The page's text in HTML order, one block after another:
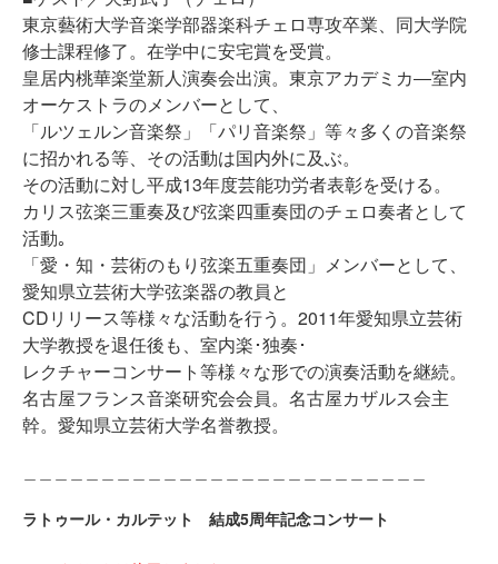
東京藝術大学音楽学部器楽科チェロ専攻卒業、同大学院
修士課程修了。在学中に安宅賞を受賞。
皇居内桃華楽堂新人演奏会出演。東京アカデミカ―室内
オーケストラのメンバーとして、
「ルツェルン音楽祭」「パリ音楽祭」等々多くの音楽祭
に招かれる等、その活動は国内外に及ぶ。
その活動に対し平成13年度芸能功労者表彰を受ける。
カリス弦楽三重奏及び弦楽四重奏団のチェロ奏者として
活動｡
「愛・知・芸術のもり弦楽五重奏団」メンバーとして、
愛知県立芸術大学弦楽器の教員と
CDリリース等様々な活動を行う。2011年愛知県立芸術
大学教授を退任後も、室内楽･独奏･
レクチャーコンサート等様々な形での演奏活動を継続。
名古屋フランス音楽研究会会員。名古屋カザルス会主
幹。愛知県立芸術大学名誉教授。
ラトゥール・カルテット 結成5周年記念コンサート